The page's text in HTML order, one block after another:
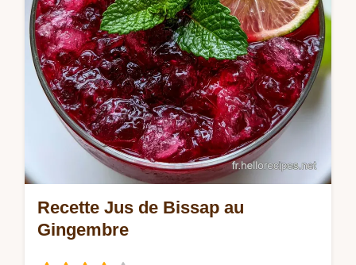
Recette Jus de Bissap au
Gingembre